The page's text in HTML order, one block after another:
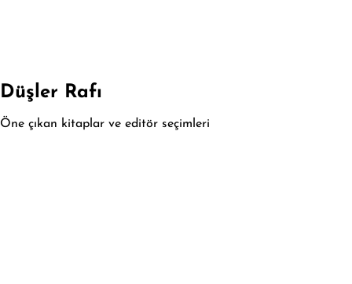
Düşler Rafı
Öne çıkan kitaplar ve editör seçimleri